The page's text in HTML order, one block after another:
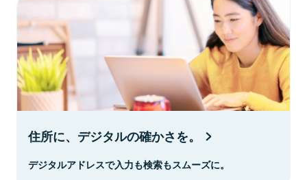
住所に、デジタルの確かさを。
デジタルアドレスで入力も検索もスムーズに。